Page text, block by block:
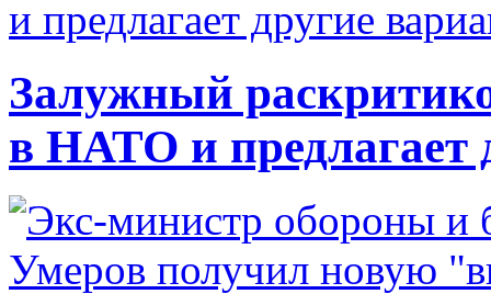
Залужный
в НАТО и предлагает